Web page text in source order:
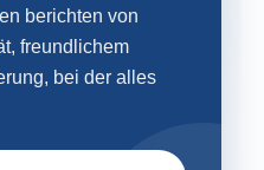
berichten von
freundlichem
bei der alles